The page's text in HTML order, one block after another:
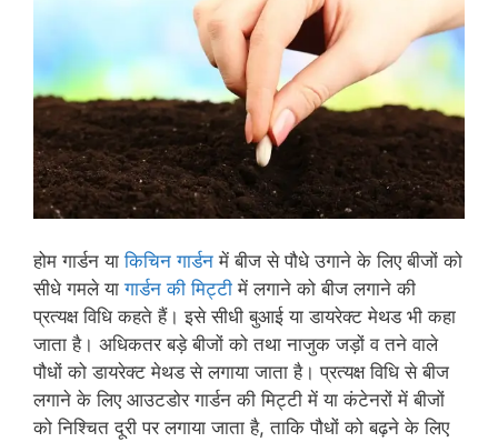
होम गार्डन याकिचिन गार्डन में बीज से पौधे उगाने के लिए बीजों को
सीधे गमले यागार्डन की मिट्टी में लगाने को बीज लगाने की
प्रत्यक्ष विधि कहते हैं। इसे सीधी बुआई या डायरेक्ट मेथड भी कहा
जाता है। अधिकतर बड़े बीजों को तथा नाजुक जड़ों व तने वाले
पौधों को डायरेक्ट मेथड से लगाया जाता है। प्रत्यक्ष विधि से बीज
लगाने के लिए आउटडोर गार्डन की मिट्टी में या कंटेनरों में बीजों
को निश्चित दूरी पर लगाया जाता है, ताकि पौधों को बढ़ने के लिए